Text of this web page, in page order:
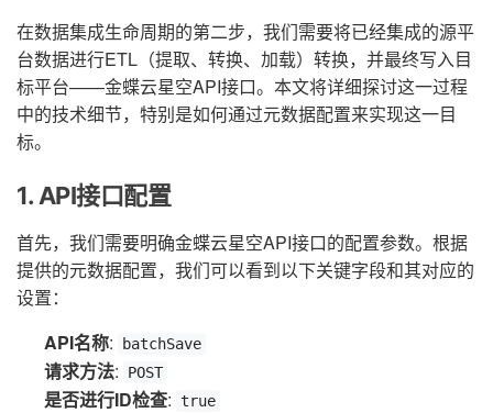
在数据集成生命周期的第二步，我们需要将已经集成的源平
台数据进行ETL（提取、转换、加载）转换，并最终写入目
标平台——金蝶云星空API接口。本文将详细探讨这一过程
中的技术细节，特别是如何通过元数据配置来实现这一目
标。
1. API接口配置
首先，我们需要明确金蝶云星空API接口的配置参数。根据
提供的元数据配置，我们可以看到以下关键字段和其对应的
设置：
API名称: batchSave
请求方法: POST
是否进行ID检查: true